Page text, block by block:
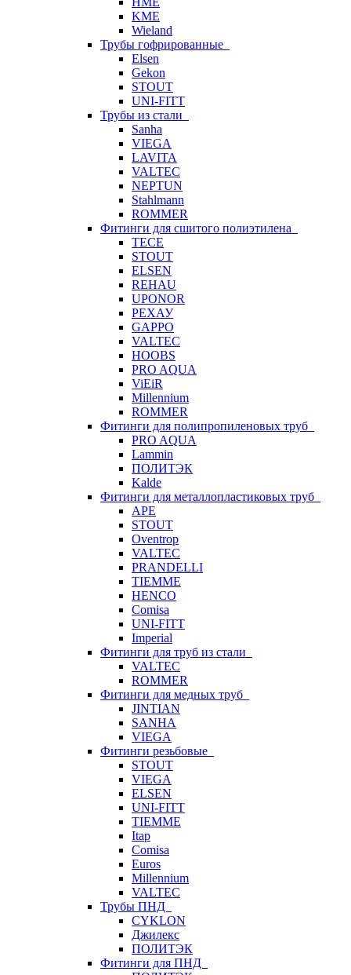
KME
Wieland
Трубы гофрированные
Elsen
Gekon
STOUT
UNI-FITT
Трубы из стали
Sanha
VIEGA
LAVITA
VALTEC
NEPTUN
Stahlmann
ROMMER
Фитинги для сшитого полиэтилена
TECE
STOUT
ELSEN
REHAU
UPONOR
РЕХАУ
GAPPO
VALTEC
HOOBS
PRO AQUA
ViEiR
Millennium
ROMMER
Фитинги для полипропиленовых труб
PRO AQUA
Lammin
ПОЛИТЭК
Kalde
Фитинги для металлопластиковых труб
APE
STOUT
Oventrop
VALTEC
PRANDELLI
TIEMME
HENCO
Comisa
UNI-FITT
Imperial
Фитинги для труб из стали
VALTEC
ROMMER
Фитинги для медных труб
JINTIAN
SANHA
VIEGA
Фитинги резьбовые
STOUT
VIEGA
ELSEN
UNI-FITT
TIEMME
Itap
Comisa
Euros
Millennium
VALTEC
Трубы ПНД
CYKLON
Джилекс
ПОЛИТЭК
Фитинги для ПНД